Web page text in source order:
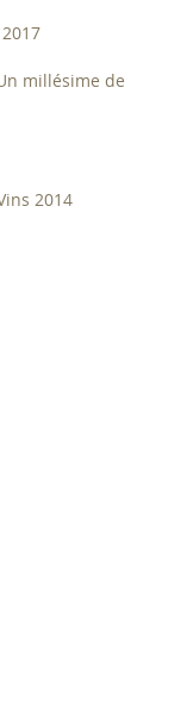
2017
millésime de
2014